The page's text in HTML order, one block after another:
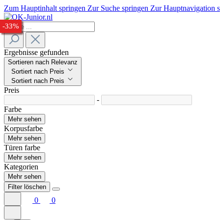
Zum Hauptinhalt springen Zur Suche springen Zur Hauptnavigation
Ergebnisse gefunden
Sortieren nach Relevanz
Sortiert nach Preis
Sortiert nach Preis
Preis
-
Farbe
Mehr sehen
Korpusfarbe
Mehr sehen
Türen farbe
Mehr sehen
Kategorien
Mehr sehen
Filter löschen
0 0
-28%
-24%
-23%
-27%
-28%
-32%
-33%